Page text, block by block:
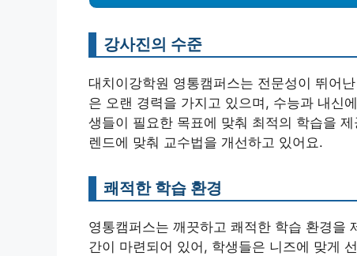
강사진의 수준
대치이강학원 영통캠퍼스는 전문성이 뛰어
은 오랜 경력을 가지고 있으며, 수능과 내신
생들이 필요한 목표에 맞춰 최적의 학습을
렌드에 맞춰 교수법을 개선하고 있어요.
쾌적한 학습 환경
영통캠퍼스는 깨끗하고 쾌적한 학습 환경을
간이 마련되어 있어, 학생들은 니즈에 맞게